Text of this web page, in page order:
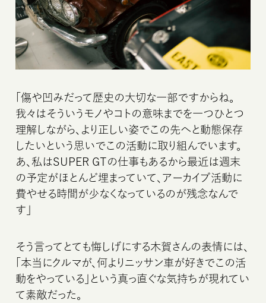
「傷や凹みだって歴史の大切な一部ですからね。
我々はそういうモノやコトの意味までを一つひとつ
理解しながら、より正しい姿でこの先へと動態保存
したいという思いでこの活動に取り組んでいます。
あ、私はSUPER GTの仕事もあるから最近は週末
の予定がほとんど埋まっていて、アーカイブ活動に
費やせる時間が少なくなっているのが残念なんで
す」
そう言ってとても悔しげにする木賀さんの表情には、
「本当にクルマが、何よりニッサン車が好きでこの活
動をやっている」という真っ直ぐな気持ちが現れてい
て素敵だった。